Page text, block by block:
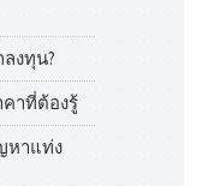
งทุน?
าที่ต้องรู้
หาแท่ง